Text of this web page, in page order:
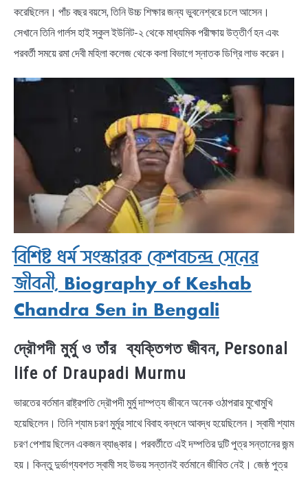
করেছিলেন। পাঁচ বছর বয়সে, তিনি উচ্চ শিক্ষার জন্য ভুবনেশ্বরে চলে আসেন।
সেখানে তিনি গার্লস হাই স্কুল ইউনিট-২ থেকে মাধ্যমিক পরীক্ষায় উত্তীর্ণ হন এবং
পরবর্তী সময়ে রমা দেবী মহিলা কলেজ থেকে কলা বিভাগে স্নাতক ডিগ্রি লাভ করেন।
বিশিষ্ট ধর্ম সংস্কারক কেশবচন্দ্র সেনের
জীবনী, Biography of Keshab
Chandra Sen in Bengali
দ্রৌপদী মুর্মু ও তাঁর ব্যক্তিগত জীবন, Personal
life of Draupadi Murmu
ভারতের বর্তমান রাষ্ট্রপতি দ্রৌপদী মুর্মু দাম্পত্য জীবনে অনেক ওঠাপরার মুখোমুখি
হয়েছিলেন। তিনি শ্যাম চরণ মুর্মূর সাথে বিবাহ বন্ধনে আবদ্ধ হয়েছিলেন। স্বামী শ্যাম
চরণ পেশায় ছিলেন একজন ব্যাঙ্কার। পরবর্তীতে এই দম্পতির দুটি পুত্র সন্তানের জন্ম
হয়। কিন্তু দুর্ভাগ্যবশত স্বামী সহ উভয় সন্তানই বর্তমানে জীবিত নেই। জেষ্ঠ পুত্র